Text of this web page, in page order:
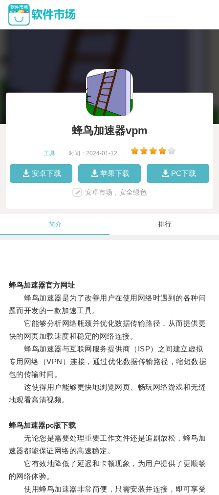
蜂鸟加速器vpm
工具 时间：2024-01-12
安卓下载 苹果下载 PC下载
安卓市场，安全绿色
简介 排行
蜂鸟加速器官方网址
蜂鸟加速器是为了改善用户在使用网络时遇到的各种问
题而开发的一款加速工具。
它能够分析网络瓶颈并优化数据传输路径，从而提供更
快的网页加载速度和稳定的网络连接。
蜂鸟加速器与互联网服务提供商（ISP）之间建立虚拟
专用网络（VPN）连接，通过优化数据传输路径，缩短数据
包的传输时间。
这使得用户能够更快地浏览网页、畅玩网络游戏和无缝
地观看高清视频。
蜂鸟加速器pc版下载
无论您是需要处理重要工作文件还是追剧放松，蜂鸟加
速器都能保证网络的高速稳定。
它有效地降低了延迟和卡顿现象，为用户提供了更顺畅
的网络体验。
使用蜂鸟加速器非常简便，只需安装并连接，即可享受